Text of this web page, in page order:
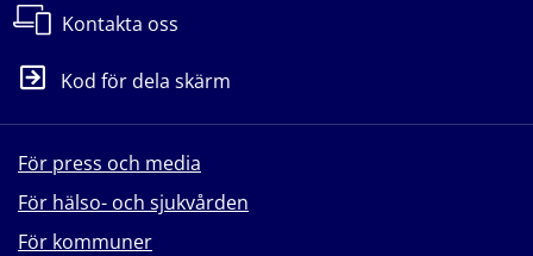
Kontakta oss
Kod för dela skärm
För press och media
För hälso- och sjukvården
För kommuner